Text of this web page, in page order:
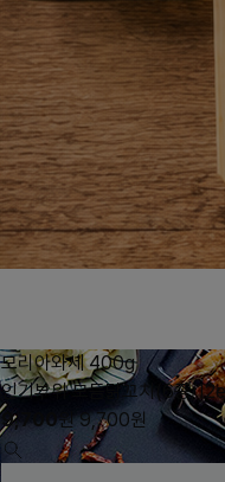
모리아와세 400g
인기부위 모듬닭꼬치(6종/
9,700원 9,700원